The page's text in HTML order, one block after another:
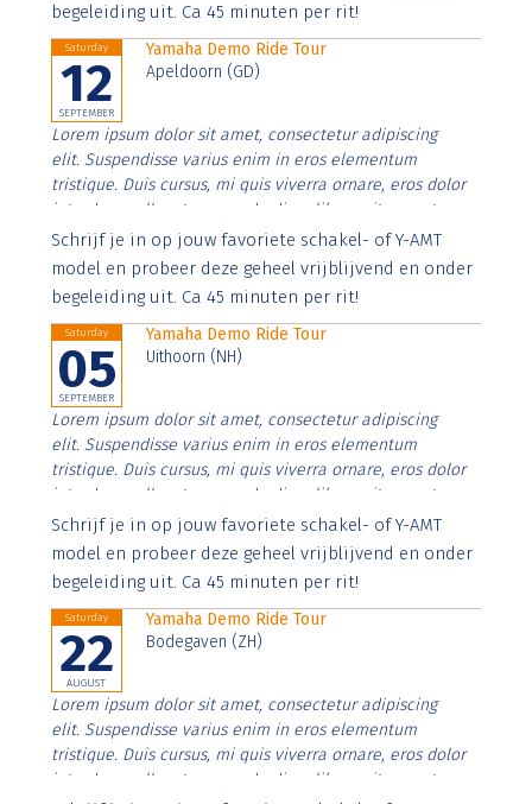
begeleiding uit. Ca 45 minuten per rit!
Saturday
12
SEPTEMBER
Yamaha Demo Ride Tour
Apeldoorn (GD)
Lorem ipsum dolor sit amet, consectetur adipiscing
elit. Suspendisse varius enim in eros elementum
tristique. Duis cursus, mi quis viverra ornare, eros dolor
interdum nulla, ut commodo diam libero vitae erat.
Aenean faucibus nibh et justo cursus id rutrum lorem
imperdiet. Nunc ut sem vitae risus tristique posuere.
Schrijf je in op jouw favoriete schakel- of Y-AMT
model en probeer deze geheel vrijblijvend en onder
begeleiding uit. Ca 45 minuten per rit!
Saturday
05
SEPTEMBER
Yamaha Demo Ride Tour
Uithoorn (NH)
Lorem ipsum dolor sit amet, consectetur adipiscing
elit. Suspendisse varius enim in eros elementum
tristique. Duis cursus, mi quis viverra ornare, eros dolor
interdum nulla, ut commodo diam libero vitae erat.
Aenean faucibus nibh et justo cursus id rutrum lorem
imperdiet. Nunc ut sem vitae risus tristique posuere.
Schrijf je in op jouw favoriete schakel- of Y-AMT
model en probeer deze geheel vrijblijvend en onder
begeleiding uit. Ca 45 minuten per rit!
Saturday
22
AUGUST
Yamaha Demo Ride Tour
Bodegaven (ZH)
Lorem ipsum dolor sit amet, consectetur adipiscing
elit. Suspendisse varius enim in eros elementum
tristique. Duis cursus, mi quis viverra ornare, eros dolor
interdum nulla, ut commodo diam libero vitae erat.